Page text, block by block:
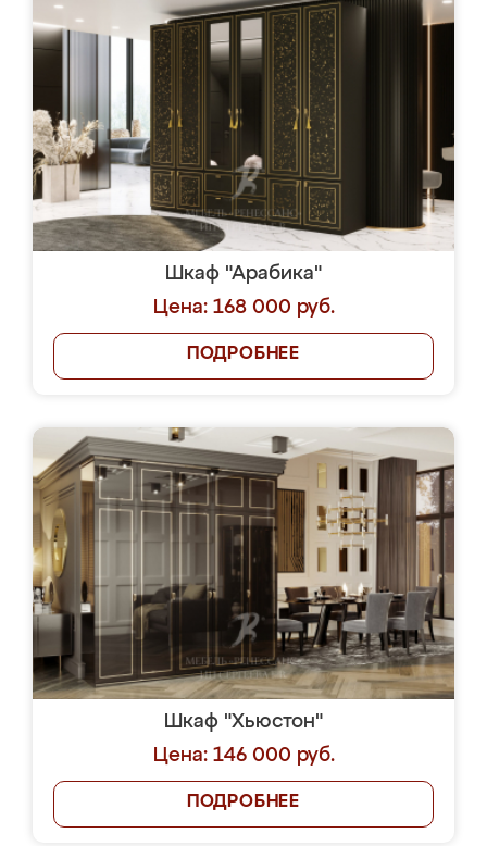
Шкаф "Арабика"
Цена: 168 000 руб.
ПОДРОБНЕЕ
Шкаф "Хьюстон"
Цена: 146 000 руб.
ПОДРОБНЕЕ